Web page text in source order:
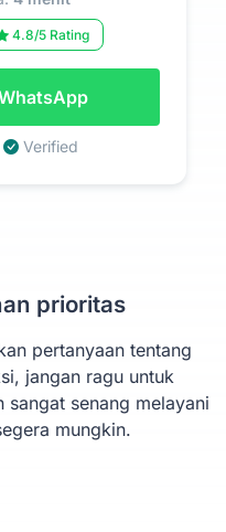
4.8/5 Rating
Verified
prioritas
pertanyaan tentang
jangan ragu untuk
senang melayani
mungkin.